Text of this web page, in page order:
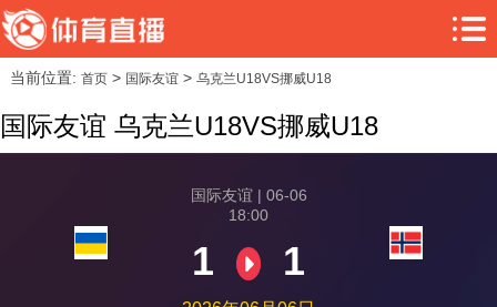
当前位置: 首页> 国际友谊> 乌克兰U18VS挪威U18
国际友谊 乌克兰U18VS挪威U18
国际友谊 | 06-06
18:00
1 1